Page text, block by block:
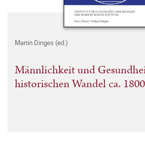
Martin Dinges (ed.)
Männlichkeit und
historischen Wandel ca.